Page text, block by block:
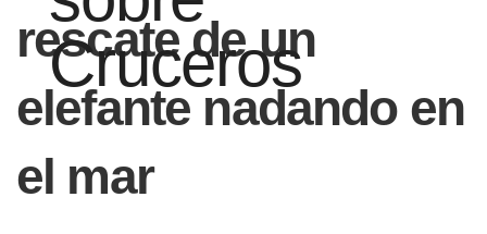
rescate de un
elefante nadando en
el mar